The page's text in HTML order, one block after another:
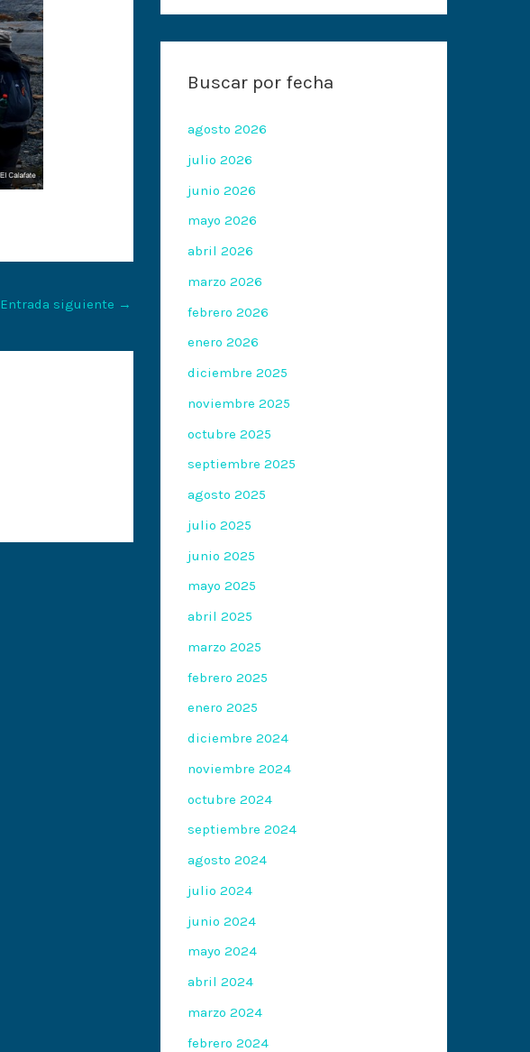
Entrada siguiente →
Buscar por fecha
agosto 2026
julio 2026
junio 2026
mayo 2026
abril 2026
marzo 2026
febrero 2026
enero 2026
diciembre 2025
noviembre 2025
octubre 2025
septiembre 2025
agosto 2025
julio 2025
junio 2025
mayo 2025
abril 2025
marzo 2025
febrero 2025
enero 2025
diciembre 2024
noviembre 2024
octubre 2024
septiembre 2024
agosto 2024
julio 2024
junio 2024
mayo 2024
abril 2024
marzo 2024
febrero 2024